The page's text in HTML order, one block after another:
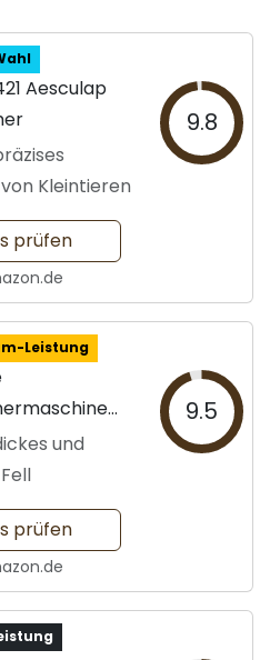
Aesculap
Kleintieren
9.8
prüfen
Leistung
Fell
und
9.5
prüfen